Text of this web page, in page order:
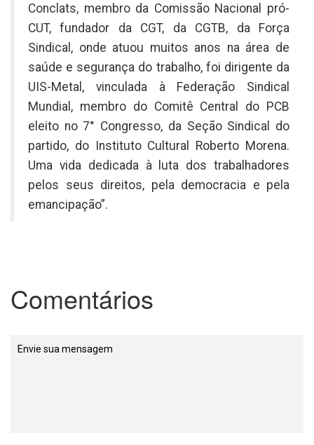
Conclats, membro da Comissão Nacional pró-
CUT, fundador da CGT, da CGTB, da Força
Sindical, onde atuou muitos anos na área de
saúde e segurança do trabalho, foi dirigente da
UIS-Metal, vinculada à Federação Sindical
Mundial, membro do Comitê Central do PCB
eleito no 7° Congresso, da Seção Sindical do
partido, do Instituto Cultural Roberto Morena.
Uma vida dedicada à luta dos trabalhadores
pelos seus direitos, pela democracia e pela
emancipação”.
Comentários